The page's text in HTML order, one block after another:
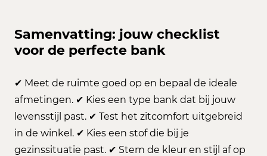
Samenvatting: jouw checklist
voor de perfecte bank
✔ Meet de ruimte goed op en bepaal de ideale
afmetingen. ✔ Kies een type bank dat bij jouw
levensstijl past. ✔ Test het zitcomfort uitgebreid
in de winkel. ✔ Kies een stof die bij je
gezinssituatie past. ✔ Stem de kleur en stijl af op